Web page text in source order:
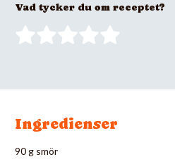
Vad tycker du om receptet?
Ingredienser
90 g smör